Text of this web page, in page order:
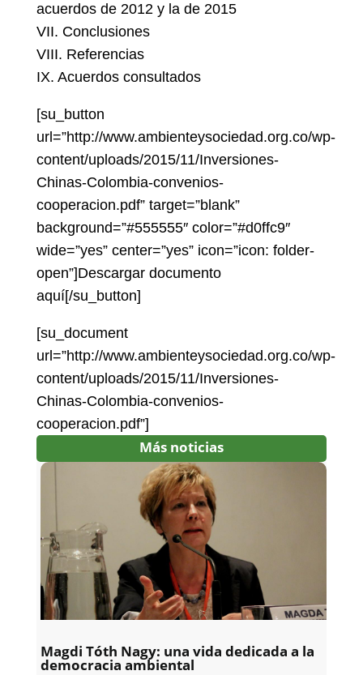
acuerdos de 2012 y la de 2015
VII. Conclusiones
VIII. Referencias
IX. Acuerdos consultados
[su_button
url=”http://www.ambienteysociedad.org.co/wp-
content/uploads/2015/11/Inversiones-
Chinas-Colombia-convenios-
cooperacion.pdf” target=”blank”
background=”#555555″ color=”#d0ffc9″
wide=”yes” center=”yes” icon=”icon: folder-
open”]Descargar documento
aquí[/su_button]
[su_document
url=”http://www.ambienteysociedad.org.co/wp-
content/uploads/2015/11/Inversiones-
Chinas-Colombia-convenios-
cooperacion.pdf”]
Más noticias
Magdi Tóth Nagy: una vida dedicada a la
democracia ambiental